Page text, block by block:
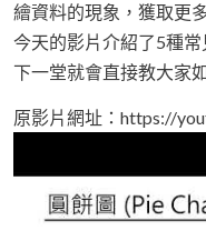
繪資料的現象，獲取更
今天的影片介紹了5種
下一堂就會直接教大家
原影片網址：https://